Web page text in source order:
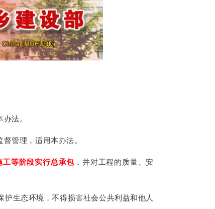
法。
管理，适用本办法。
工等阶段实行总承包 ，并对工程的质量、安
生态环境，不得损害社会公共利益和他人